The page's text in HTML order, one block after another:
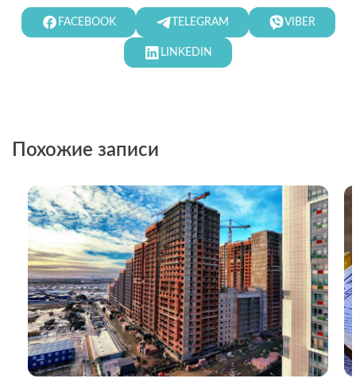
FACEBOOK TELEGRAM VIBER
LINKEDIN
Похожие записи